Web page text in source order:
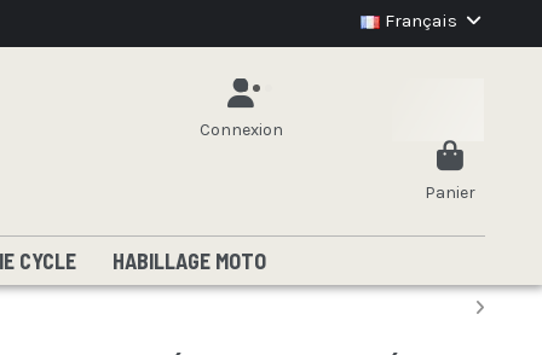
Français
Connexion
Panier
CYCLE HABILLAGE MOTO